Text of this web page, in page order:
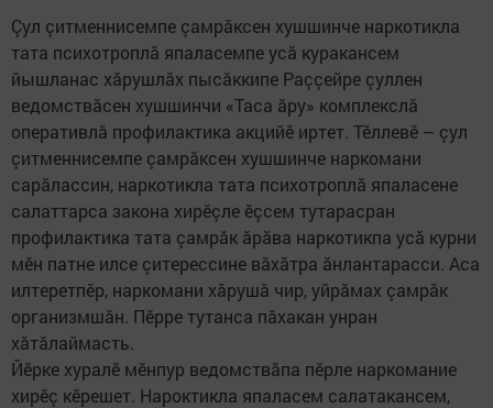
Çул çитменнисемпе çамрăксен хушшинче наркотикла
тата психотроплă япаласемпе усă куракансем
йышланас хăрушлăх пысăккипе Раççейре çуллен
ведомствăсен хушшинчи «Таса ăру» комплекслă
оперативлă профилактика акцийӗ иртет. Тӗллевӗ – çул
çитменнисемпе çамрăксен хушшинче наркомани
сарăлассин, наркотикла тата психотроплă япаласене
салаттарса закона хирӗçле ӗçсем тутарасран
профилактика тата çамрăк ăрăва наркотикпа усă курни
мӗн патне илсе çитерессине вăхăтра ăнлантарасси. Аса
илтеретпӗр, наркомани хăрушă чир, уйрăмах çамрăк
организмшăн. Пӗрре тутанса пăхакан унран
хăтăлаймасть.
Йӗрке хуралӗ мӗнпур ведомствăпа пӗрле наркомание
хирӗç кӗрешет. Нароктикла япаласем салатакансем,